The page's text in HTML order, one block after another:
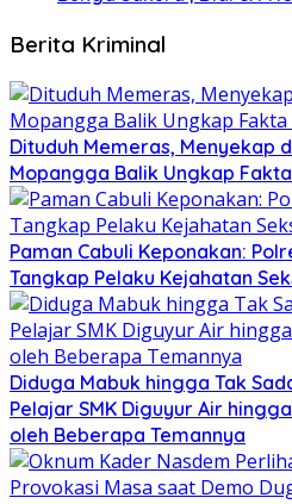
Berita Kriminal
Dituduh Memeras, Menyekap
Mopangga Balik Ungkap
Paman Cabuli Keponakan:
Tangkap Pelaku Kejahatan
Diduga Mabuk hingga Tak
Pelajar SMK Diguyur Air
oleh Beberapa Temannya